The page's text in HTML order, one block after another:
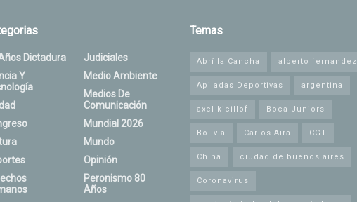
Dictadura
Y
Judiciales
Medio Ambiente
Medios De
Comunicación
Mundial 2026
Mundo
Opinión
Peronismo 80
Años
Temas
Abrí la Cancha alberto fernandez
Apiladas Deportivas argentina
axel kicillof Boca Juniors
Bolivia Carlos Aira CGT
China ciudad de buenos aires
Coronavirus